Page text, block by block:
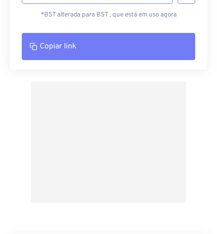
*BST alterada para BST , que está em uso agora
Copiar link